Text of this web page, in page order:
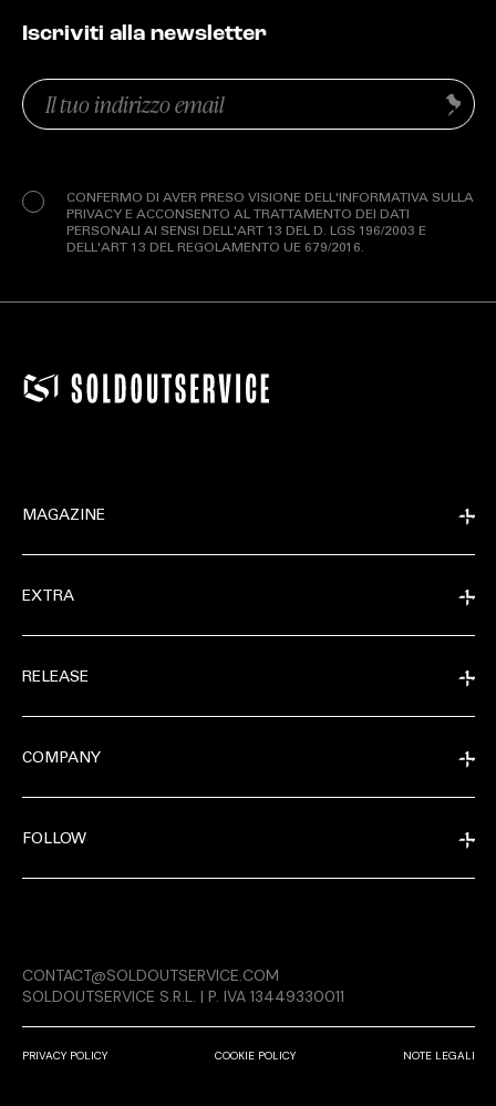
RELEASE
Iscriviti alla newsletter
Email
(Obbligatorio)
CONFERMO DI AVER PRESO VISIONE DELL'INFORMATIVA SULLA
PRIVACY E ACCONSENTO AL TRATTAMENTO DEI DATI
PERSONALI AI SENSI DELL'ART 13 DEL D. LGS 196/2003 E
DELL'ART 13 DEL REGOLAMENTO UE 679/2016.
Invia
MAGAZINE
EXTRA
RELEASE
COMPANY
FOLLOW
PRIVACY POLICY COOKIE POLICY NOTE LEGALI
CONTACT@SOLDOUTSERVICE.COM
SOLDOUTSERVICE S.R.L. | P. IVA 13449330011